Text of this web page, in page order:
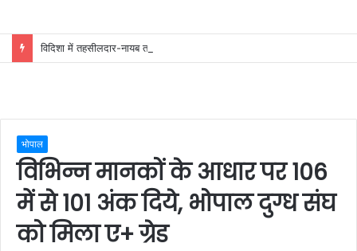
भोपाल
विभिन्न मानकों के आधार पर 106
में से 101 अंक दिये, भोपाल दुग्ध संघ
को मिला ए+ ग्रेड